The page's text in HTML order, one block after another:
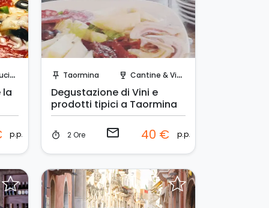
la
p.p.
push_pin Taormina wine_bar Cantine & Vigne
Degustazione di Vini e
prodotti tipici a Taormina
timer 2 Ore email 40 € p.p.